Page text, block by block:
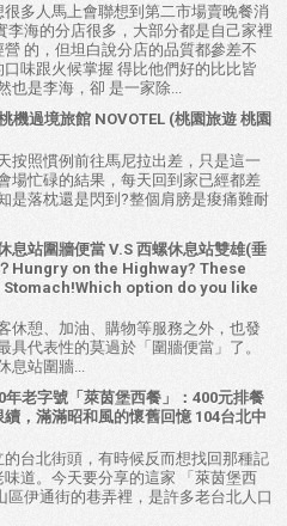
多人馬上會聯想到第二市場賣晚餐消
李海的分店很多，大部分都是自己家裡
的，但坦白說分店的品質都參差不
味跟火候掌握 得比他們好的比比皆
也是李海，卻 是一家除...
機過境旅館 NOVOTEL (桃園旅遊 桃園
按照慣例前往馬尼拉出差，只是這一
場忙碌的結果，每天回到家已經都差
是落枕還是閃到?整個肩膀是痠痛難耐
息站圍牆便當 V.S 西螺休息站雙雄(垂
Hungry on the Highway? These
option do you like
休憩、加油、購物等服務之外，也發
代表性的莫過於「圍牆便當」了。
息站圍牆...
年老字號「萊茵堡西餐」：400元排餐
，滿滿昭和風的懷舊回憶 104台北中
台北街頭，有時候反而想找回那種記
道。今天要分享的這家 「萊茵堡西
區伊通街的巷弄裡，是許多老台北人口